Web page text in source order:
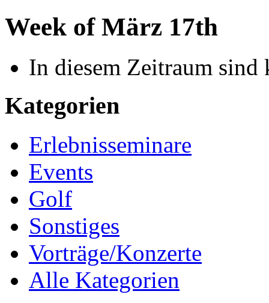
Week of März 17th
In diesem Zeitraum sind
Kategorien
Erlebnisseminare
Events
Golf
Sonstiges
Vorträge/Konzerte
Alle Kategorien